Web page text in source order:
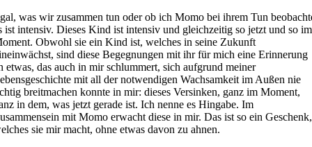
was wir zusammen tun oder ob ich Momo bei ihrem Tun
ist intensiv. Dieses Kind ist intensiv und gleichzeitig so jetzt und so im
Obwohl sie ein Kind ist, welches in seine Zukunft
sind diese Begegnungen mit ihr für mich eine Erinnerung
etwas, das auch in mir schlummert, sich aufgrund meiner
mit all der notwendigen Wachsamkeit im Außen nie
breitmachen konnte in mir: dieses Versinken, ganz im Moment,
in dem, was jetzt gerade ist. Ich nenne es Hingabe. Im
mit Momo erwacht diese in mir. Das ist so ein Geschenk,
sie mir macht, ohne etwas davon zu ahnen.